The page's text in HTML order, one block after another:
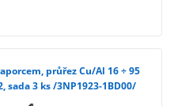
průřez Cu/Al 16 ÷ 95
sada 3 ks /3NP1923-1BD00/